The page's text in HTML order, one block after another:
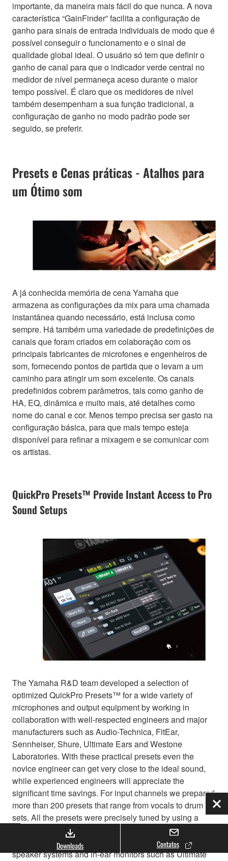
importante, da maneira mais fácil do que nunca. A nova
característica “GainFinder” facilita a configuração de
ganho para sinais de entrada individuais de modo que é
possível conseguir o funcionamento e o sinal de
qualidade global ideal. O usuário só tem que definir o
ganho de canal para que o indicador verde central no
medidor de nível permaneça aceso durante o maior
tempo possível. É claro que os medidores de nível
também desempenham a sua função tradicional, a
configuração de ganho no modo padrão pode ser
seguido, se preferir.
Presets e Cenas práticas - Atalhos para
um Ótimo som
A já conhecida memória de cena Yamaha que
armazena as configurações da mix para uma chamada
instantânea quando necessário, está inclusa como
sempre. Há também uma variedade de predefinições de
canais que foram criados em colaboração com os
principais fabricantes de microfones e engenheiros de
som, fornecendo pontos de partida que o levam a um
caminho para atingir um som excelente. Os canais
predefinidos cobrem parâmetros, tais como ganho de
HA, EQ, dinâmica e muito mais, até detalhes como
nome do canal e cor. Menos tempo precisa ser gasto na
configuração básica, para que mais tempo esteja
disponível para refinar a mixagem e se comunicar com
os artistas.
QuickPro Presets™ Provide Instant Access to Pro
Sound Setups
The Yamaha R&D team developed a selection of
optimized QuickPro Presets™ for a wide variety of
microphones and output equipment by working in
collaboration with well-respected engineers and major
manufacturers such as Audio-Technica, FitEar,
Sennheiser, Shure, Ultimate Ears and Westone
Laboratories. With these practical presets even the
novice engineer can get very close to the ideal sound,
while experienced engineers will appreciate the
significant time savings. For input channels we prepared
more than 200 presets that range from vocals to drum
sets. All the presets were precisely tuned by using a
wide range of actual microphones, instruments. For
output channels we developed presets for a variety of
speaker systems and in-ear monitors such as Ultimate
Downloads Contatos